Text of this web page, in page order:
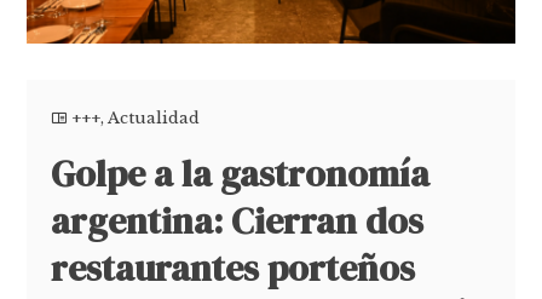
+++,Actualidad
Golpe a la gastronomía
argentina: Cierran dos
restaurantes porteños